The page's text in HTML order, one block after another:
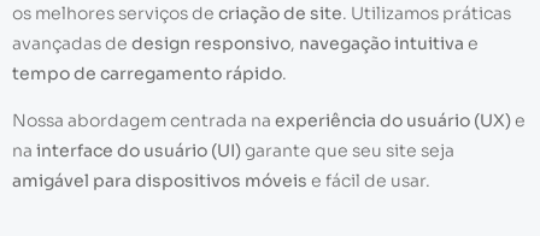
os melhores serviços de criação de site. Utilizamos práticas
avançadas de design responsivo, navegação intuitiva e
tempo de carregamento rápido.
Nossa abordagem centrada na experiência do usuário (UX)e
na interface do usuário (UI)garante que seu site seja
amigável para dispositivos móveis e fácil de usar.